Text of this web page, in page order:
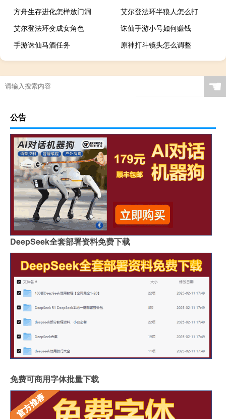
方舟生存进化怎样放门洞
艾尔登法环半狼人怎么打
艾尔登法环变成女角色
诛仙手游小号如何赚钱
手游诛仙马酒任务
原神打斗镜头怎么调整
☚
公告
DeepSeek全套部署资料免费下载
免费可商用字体批量下载